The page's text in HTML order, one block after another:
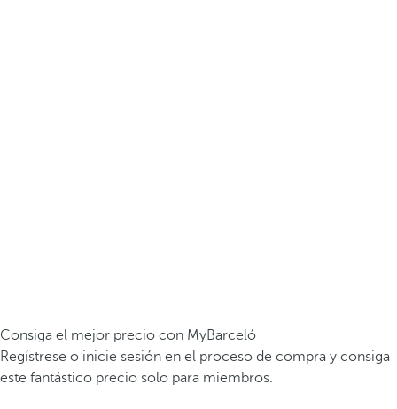
Consiga el mejor precio con MyBarceló
Regístrese o inicie sesión en el proceso de compra y consiga
este fantástico precio solo para miembros.